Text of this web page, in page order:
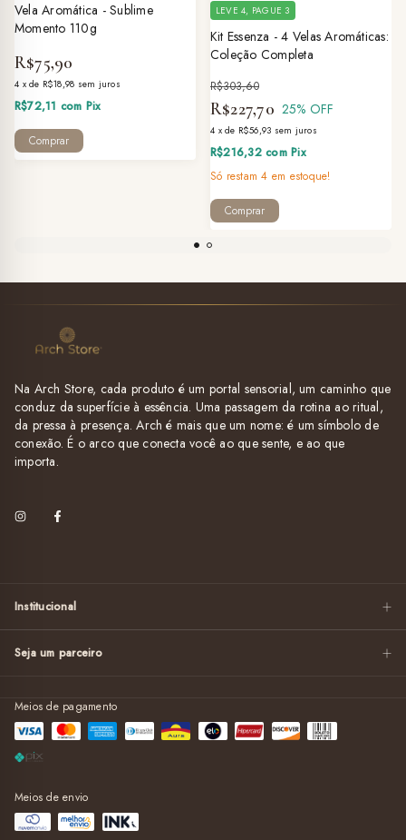
Vela Aromática - Sublime
Momento 110g
R$75,90
4 x de R$18,98 sem juros
R$72,11 com Pix
Kit Essenza - 4 Velas Aromáticas:
Coleção Completa
R$227,70
R$303,60
25% OFF
4 x de R$56,93 sem juros
LEVE 4, PAGUE 3
R$216,32com Pix
Só restam4 em estoque!
Na Arch Store, cada produto é um portal sensorial, um caminho que
conduz da superfície à essência. Uma passagem da rotina ao ritual,
da pressa à presença. Arch é mais que um nome: é um símbolo de
conexão. É o arco que conecta você ao que sente, e ao que
importa.
Institucional
Seja um parceiro
Meios de pagamento
Meios de envio